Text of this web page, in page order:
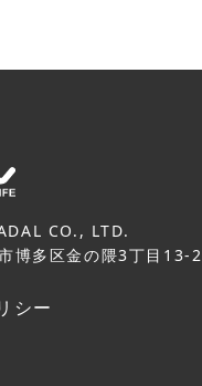
CO., LTD.
博多区金の隈3丁目13-2
シー